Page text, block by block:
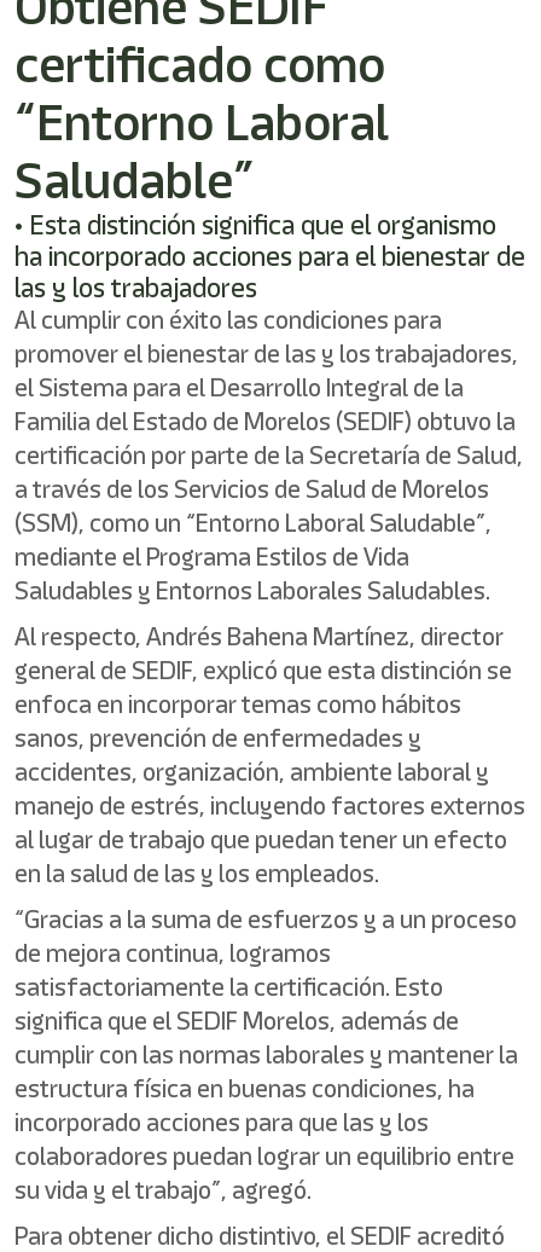
certificado como
“Entorno Laboral
Saludable”
• Esta distinción significa que el organismo
ha incorporado acciones para el bienestar de
las y los trabajadores
Al cumplir con éxito las condiciones para
promover el bienestar de las y los trabajadores,
el Sistema para el Desarrollo Integral de la
Familia del Estado de Morelos (SEDIF) obtuvo la
certificación por parte de la Secretaría de Salud,
a través de los Servicios de Salud de Morelos
(SSM), como un “Entorno Laboral Saludable”,
mediante el Programa Estilos de Vida
Saludables y Entornos Laborales Saludables.
Al respecto, Andrés Bahena Martínez, director
general de SEDIF, explicó que esta distinción se
enfoca en incorporar temas como hábitos
sanos, prevención de enfermedades y
accidentes, organización, ambiente laboral y
manejo de estrés, incluyendo factores externos
al lugar de trabajo que puedan tener un efecto
en la salud de las y los empleados.
“Gracias a la suma de esfuerzos y a un proceso
de mejora continua, logramos
satisfactoriamente la certificación. Esto
significa que el SEDIF Morelos, además de
cumplir con las normas laborales y mantener la
estructura física en buenas condiciones, ha
incorporado acciones para que las y los
colaboradores puedan lograr un equilibrio entre
su vida y el trabajo”, agregó.
Para obtener dicho distintivo, el SEDIF acreditó